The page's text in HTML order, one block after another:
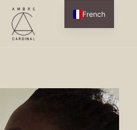
French